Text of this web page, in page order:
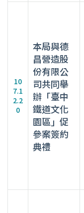
10
7.1
2.2
0
本局與德
昌營造股
份有限公
司共同舉
辦「臺中
鐵道文化
園區」促
參案簽約
典禮